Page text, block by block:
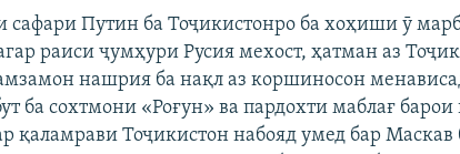
сафари Путин ба Тоҷикистонро ба хоҳиши ӯ
раиси ҷумҳури Русия мехост, ҳатман аз
нашрия ба нақл аз коршиносон
ба сохтмони «Роғун» ва пардохти маблағ барои
қаламрави Тоҷикистон набояд умед бар Маскав